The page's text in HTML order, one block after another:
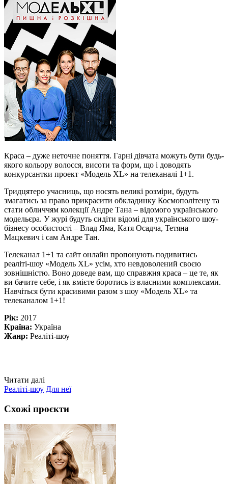
Краса – дуже неточне поняття. Гарні дівчата можуть бути будь-
якого кольору волосся, висоти та форм, що і доводять
конкурсантки проект «Модель XL» на телеканалі 1+1.
Тридцятеро учасниць, що носять великі розміри, будуть
змагатись за право прикрасити обкладинку Космополітену та
стати обличчям колекції Андре Тана – відомого українського
модельєра. У журі будуть сидіти відомі для українського шоу-
бізнесу особистості – Влад Яма, Катя Осадча, Тетяна
Мацкевич і сам Андре Тан.
Телеканал 1+1 та сайт онлайн пропонують подивитись
реаліті-шоу «Модель XL» усім, хто невдоволений своєю
зовнішністю. Воно доведе вам, що справжня краса – це те, як
ви бачите себе, і як вмієте боротись із власними комплексами.
Навчіться бути красивими разом з шоу «Модель XL» та
телеканалом 1+1!
Рік: 2017
Країна: Україна
Жанр: Реаліті-шоу
Читати далі
Реаліті-шоу Для неї
Схожі проєкти